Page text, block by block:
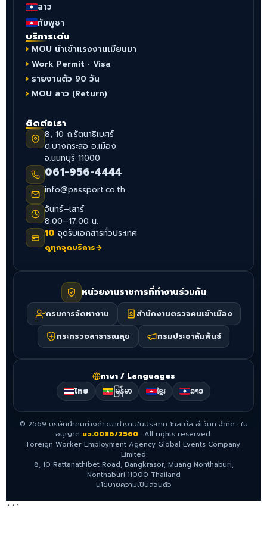
ลาว
กัมพูชา
บริการเด่น
MOU นำเข้าแรงงานเมียนมา
Work Permit · Visa
รายงานตัว 90 วัน
MOU ลาว (Return)
ติดต่อเรา
8, 10 ถ.รัตนาธิเบศร์
ต.บางกระสอ อ.เมือง
จ.นนทบุรี 11000
061-956-4444
info@passport.co.th
จันทร์–เสาร์
8:00–17:00 น.
10 จุดรับเอกสารทั่วประเทศ
ดูทุกจุดบริการ→
หน่วยงานราชการที่ทำงานร่วมกัน
กรมการจัดหางาน
สำนักงานตรวจคนเข้าเมือง
กระทรวงสาธารณสุข
กรมประชาสัมพันธ์
ภาษา / Languages
ไทย မြန်မာ ខ្មែរ ລາວ
© 2569 บริษัทนำคนต่างด้าวมาทำงานในประเทศ โกลเบิ้ล อีเว้นท์ จำกัด ·ใบ
อนุญาต นจ.0036/2560 · All rights reserved.
Foreign Worker Employment Agency Global Events Company
Limited
8, 10 Rattanathibet Road, Bangkrasor, Muang Nonthaburi,
Nonthaburi 11000 Thailand
นโยบายความเป็นส่วนตัว
```